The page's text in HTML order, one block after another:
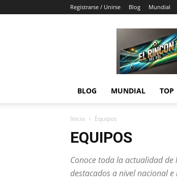
Registrarse / Unirse Blog Mundial
del
Gol
BLOG MUNDIAL TOP
Inicio Equipos
EQUIPOS
Conoce toda la actualidad de
destacados a nivel nacional